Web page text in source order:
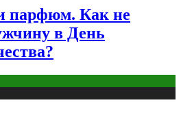
парфюм. Как не
в День